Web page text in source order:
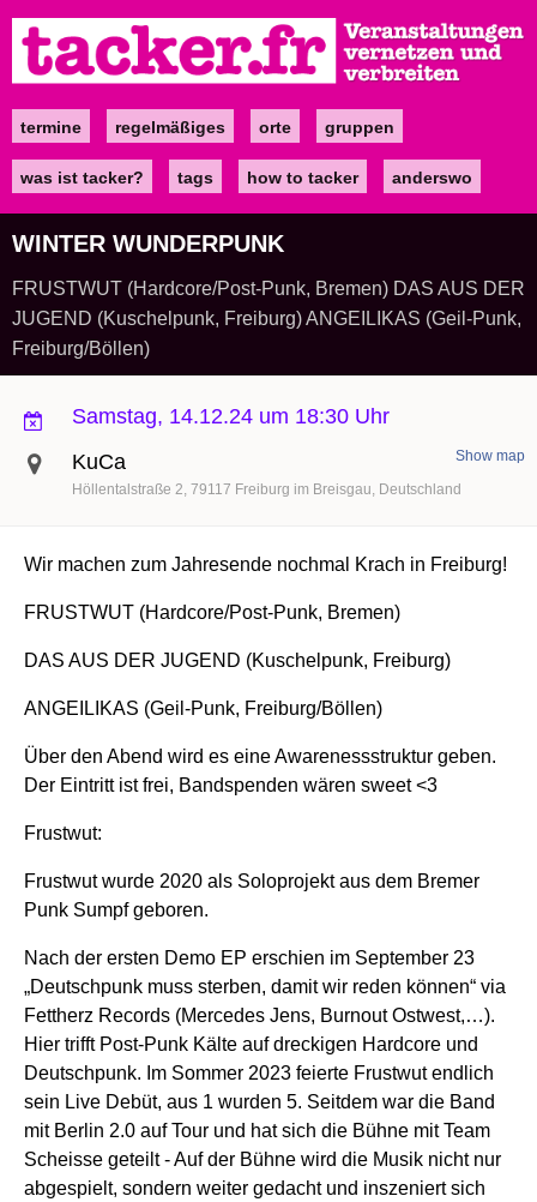
zum
Inhalt
Maintermine regelmäßiges orte gruppen
was ist tacker? tags how to tacker anderswo
WINTER WUNDERPUNK
FRUSTWUT (Hardcore/Post-Punk, Bremen) DAS AUS DER
JUGEND (Kuschelpunk, Freiburg) ANGEILIKAS (Geil-Punk,
Freiburg/Böllen)
Samstag, 14.12.24 um 18:30 Uhr
KuCa
Höllentalstraße 2 79117 Freiburg im Breisgau Deutschland
Show map
Wir machen zum Jahresende nochmal Krach in Freiburg!
FRUSTWUT (Hardcore/Post-Punk, Bremen)
DAS AUS DER JUGEND (Kuschelpunk, Freiburg)
ANGEILIKAS (Geil-Punk, Freiburg/Böllen)
Über den Abend wird es eine Awarenessstruktur geben.
Der Eintritt ist frei, Bandspenden wären sweet<3
Frustwut:
Frustwut wurde 2020 als Soloprojekt aus dem Bremer
Punk Sumpf geboren.
Nach der ersten Demo EP erschien im September 23
„Deutschpunk muss sterben, damit wir reden können“ via
Fettherz Records (Mercedes Jens, Burnout Ostwest,…).
Hier trifft Post-Punk Kälte auf dreckigen Hardcore und
Deutschpunk. Im Sommer 2023 feierte Frustwut endlich
sein Live Debüt, aus 1 wurden 5. Seitdem war die Band
mit Berlin 2.0 auf Tour und hat sich die Bühne mit Team
Scheisse geteilt - Auf der Bühne wird die Musik nicht nur
abgespielt, sondern weiter gedacht und inszeniert sich